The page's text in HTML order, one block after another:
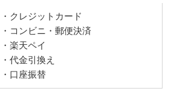
・クレジットカード
・コンビニ・郵便決済
・楽天ペイ
・代金引換え
・口座振替